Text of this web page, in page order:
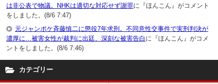
は非公表で物議。NHKは適切な対応せず謝罪に『ほんこん』がコメント
をしました。(8/6 7:47)
元ジャンポケ斉藤慎二に懲役7年求刑。不同意性交事件で実刑判決が
濃厚に…被害女性が裁判に出廷、深刻な被害告白 に『ほんこん』がコメ
ントをしました。(8/6 7:46)
カテゴリー